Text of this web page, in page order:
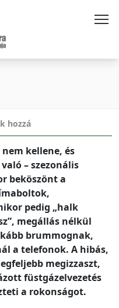
hozzá
kellene, és
– szezonális
beköszönt a
pedig „halk
megállás nélkül
brummognak,
a telefonok. A hibás,
megizzaszt,
füstgázelvezetés
a rokonságot.